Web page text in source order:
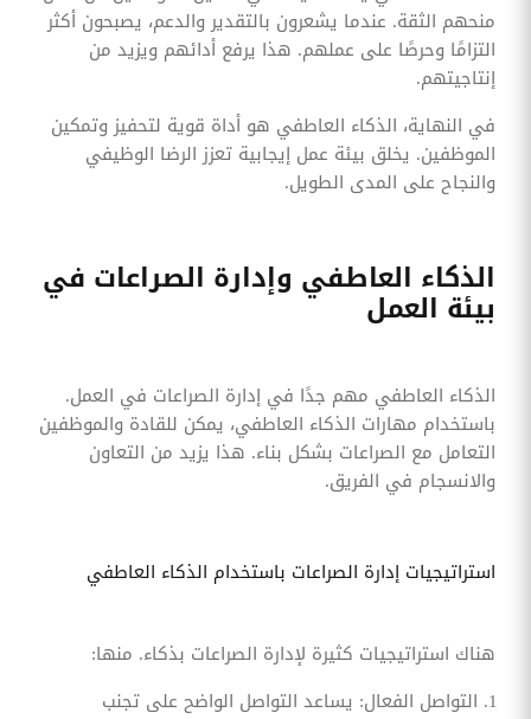
منحهم الثقة. عندما يشعرون بالتقدير والدعم، يصبحون أكثر
التزامًا وحرصًا على عملهم. هذا يرفع أدائهم ويزيد من
إنتاجيتهم.
في النهاية، الذكاء العاطفي هو أداة قوية لتحفيز وتمكين
الموظفين. يخلق بيئة عمل إيجابية تعزز الرضا الوظيفي
والنجاح على المدى الطويل.
الذكاء العاطفي وإدارة الصراعات في
بيئة العمل
الذكاء العاطفي مهم جدًا في إدارة الصراعات في العمل.
باستخدام مهارات الذكاء العاطفي، يمكن للقادة والموظفين
التعامل مع الصراعات بشكل بناء. هذا يزيد من التعاون
والانسجام في الفريق.
استراتيجيات إدارة الصراعات باستخدام الذكاء العاطفي
هناك استراتيجيات كثيرة لإدارة الصراعات بذكاء. منها:
التواصل الفعال: يساعد التواصل الواضح على تجنب